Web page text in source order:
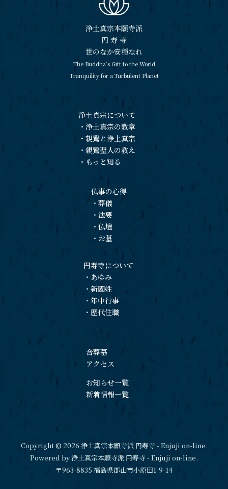
浄土真宗本願寺派
円 寿 寺
世のなか安穏なれ
The Buddha’s Gift to the World
Tranquility for a Turbulent Planet
浄土真宗について
・浄土真宗の教章
・親鸞と浄土真宗
・親鸞聖人の教え
・ もっと知る
仏事の心得
・葬儀
・法要
・仏壇
・ お墓
円寿寺について
・ あゆみ
・新國姓
・年中行事
・ 歴代住職
合葬墓
アクセス
お知らせ一覧
新着情報一覧
Copyright © 2026 浄土真宗本願寺派 円寿寺 - Enjuji on-line.
Powered by 浄土真宗本願寺派 円寿寺 - Enjuji on-line.
〒963-8835 福島県郡山市小原田1-9-14